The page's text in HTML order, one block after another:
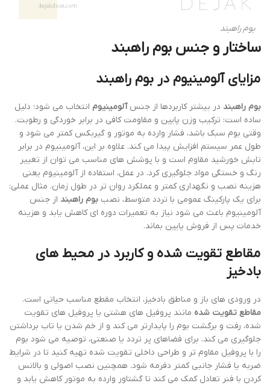
بوم راهبند
ساختار و جنس بوم راهبند
مزایای آلومینیوم در بوم راهبند
بوم راهبند در بیشتر کاربردها از جنسآلومینیوم انتخاب می شود؛ دلیل
ساده است: ترکیب وزن پایین و مقاومت کافی در برابر خوردگی و رطوبت.
وقتی بوم سبک باشد، فشار وارده به موتور و گیربکس کمتر می شود و
طول عمر سیستم افزایش پیدا می کند. علاوه بر این، آلومینیوم در برابر
تابش خورشید مقاوم است و با پوشش های مناسب می توان از تغییر
رنگ و خستگی مواد جلوگیری کرد. در عمل، استفاده از آلومینیوم یعنی
هزینه نصب و نگهداری کمتر و عملکرد روان تر در طول زمان. مثال عملی:
برای یک پارکینگ عمومی با تردد متوسط، نصب بوم راهبند از جنس
آلومینیوم باعث می شود نیاز به تعمیرات دوره ای کاهش یابد و هزینه
خدمات پس از فروش پایین بماند.
مقاطع تقویت شده و کاربرد در محیط های
بادخیز
در ورودی های باز و مناطق بادخیز، انتخاب مقطع مناسب حیاتی است.
مقاطع تقویت شده مانند پروفیل های هشتی یا پروفیل های تقویت
شده، رفت و برگشت بوم را پایدارتر می کند و از خم شدن یا تاب برداشتن
جلوگیری می کند. برای فضاهای پر تردد یا صنعتی، توصیه می شود بوم
را با پروفیل مقاوم تر و طراحی داخلی تقویت شده تهیه کنید تا در شرایط
ضربه یا فشار جانبی کمتر دفرمه شود. همچنین نصب اصولی و بالانس
کردن با فنر تعادل کمک می کند تا گشتاور وارده به موتور کاهش یابد و